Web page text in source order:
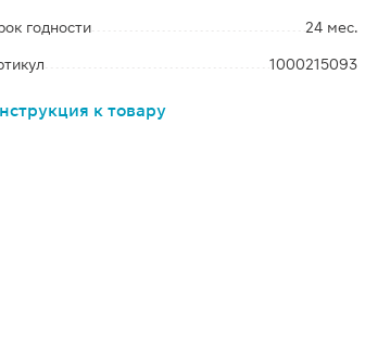
годности 24 мес.
1000215093
к товару